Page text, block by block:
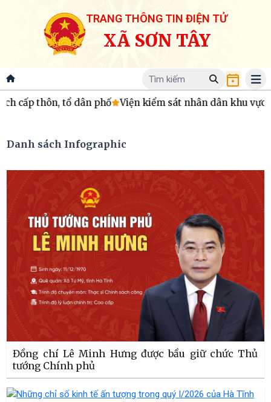
TRANG THÔNG TIN ĐIỆN TỬ
XÃ SƠN TÂY
tổ dân phố Viện kiểm sát nhân dân khu vực 5 - Hà
Danh sách Infographic
Đồng chí Lê Minh Hưng được bầu giữ chức Thủ
tướng Chính phủ